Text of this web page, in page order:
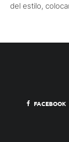
del estilo,
FACEBOOK